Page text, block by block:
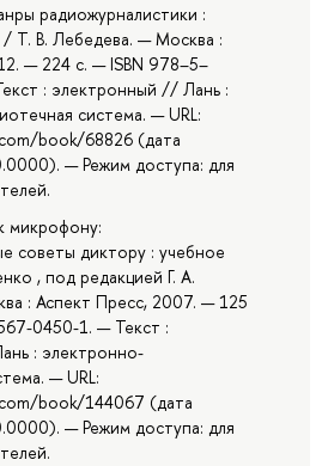
радиожурналистики :
Т. В. Лебедева. — Москва :
— 224 с. — ISBN 978–5–
: электронный // Лань :
система. — URL:
book/68826 (дата
— Режим доступа: для
микрофону:
советы диктору : учебное
, под редакцией Г. А.
: Аспект Пресс, 2007. — 125
0450-1. — Текст :
: электронно-
— URL:
book/144067 (дата
— Режим доступа: для